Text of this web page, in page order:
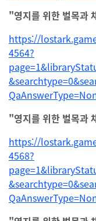
"영지를 위한 벌목과
https://
4564?
"영지를 위한 벌목과
https://
4568?